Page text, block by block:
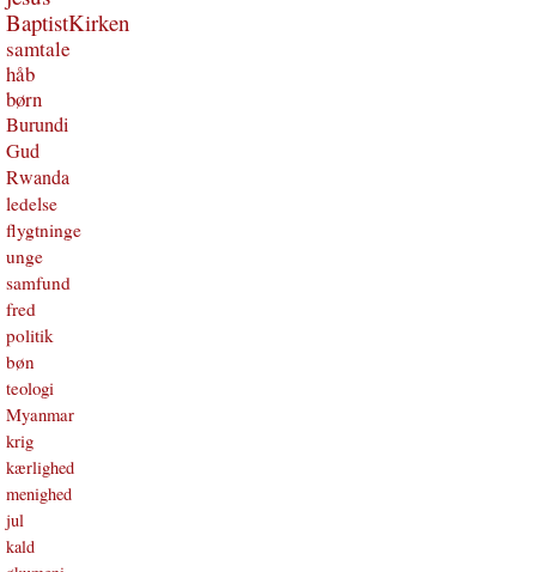
BaptistKirken
samtale
håb
børn
Burundi
Gud
Rwanda
ledelse
flygtninge
unge
samfund
fred
politik
bøn
teologi
Myanmar
krig
kærlighed
menighed
jul
kald